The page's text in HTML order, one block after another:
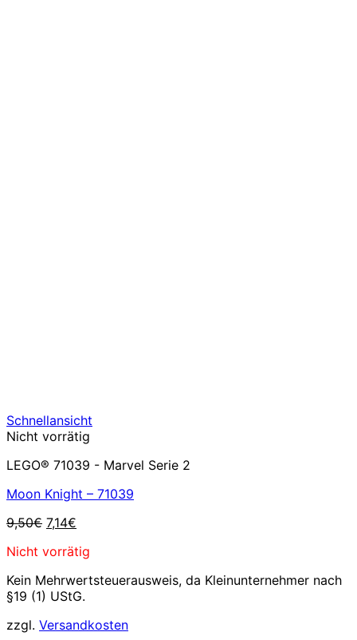
Schnellansicht
Nicht vorrätig
LEGO® 71039 - Marvel Serie 2
Moon Knight – 71039
9,50€ Ursprünglicher
war:
7,14€
ist:
Nicht vorrätig
Kein Mehrwertsteuerausweis, da Kleinunternehmer nach
§19 (1) UStG.
zzgl. Versandkosten